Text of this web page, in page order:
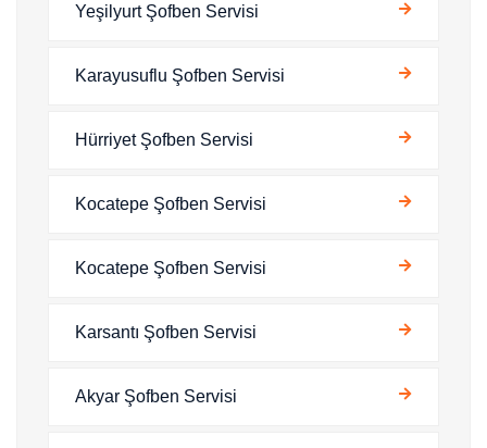
Yeşilyurt Şofben Servisi
Karayusuflu Şofben Servisi
Hürriyet Şofben Servisi
Kocatepe Şofben Servisi
Kocatepe Şofben Servisi
Karsantı Şofben Servisi
Akyar Şofben Servisi